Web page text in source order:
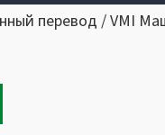
перевод / VMI